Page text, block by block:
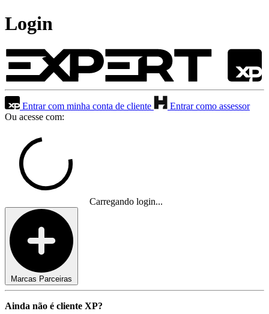
Login
Entrar com minha conta de cliente
Entrar como assessor
Ou acesse com:
Carregando login...
Marcas Parceiras
Ainda não é cliente XP?